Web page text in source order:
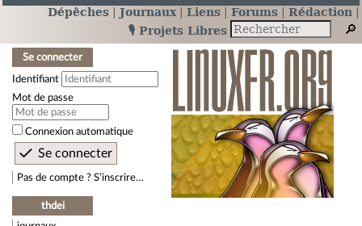
Dépêches Journaux Liens Forums
Rédaction
🎙️ Projets Libres
Se connecter
Identifiant
Mot de passe
Connexion automatique
Pas de compte ? S’inscrire…
thdei